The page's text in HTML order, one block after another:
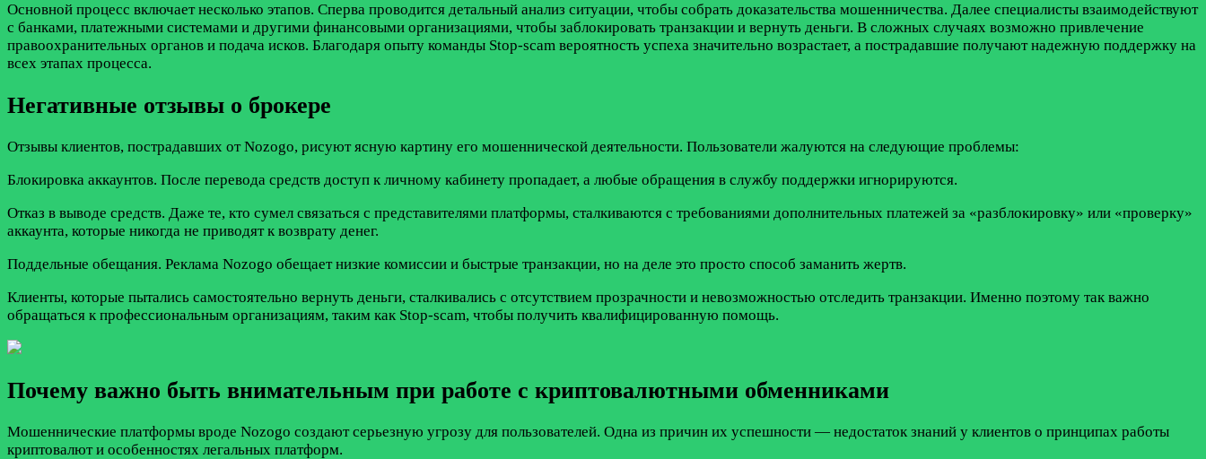
Основной процесс включает несколько этапов. Сперва проводится детальный анализ ситуации, чтобы собрать доказательства мошенничества. Далее специалисты взаимодействуют
с банками, платежными системами и другими финансовыми организациями, чтобы заблокировать транзакции и вернуть деньги. В сложных случаях возможно привлечение
правоохранительных органов и подача исков. Благодаря опыту команды Stop-scam вероятность успеха значительно возрастает, а пострадавшие получают надежную поддержку на
всех этапах процесса.
Негативные отзывы о брокере
Отзывы клиентов, пострадавших от Nozogo, рисуют ясную картину его мошеннической деятельности. Пользователи жалуются на следующие проблемы:
Блокировка аккаунтов. После перевода средств доступ к личному кабинету пропадает, а любые обращения в службу поддержки игнорируются.
Отказ в выводе средств. Даже те, кто сумел связаться с представителями платформы, сталкиваются с требованиями дополнительных платежей за «разблокировку» или «проверку»
аккаунта, которые никогда не приводят к возврату денег.
Поддельные обещания. Реклама Nozogo обещает низкие комиссии и быстрые транзакции, но на деле это просто способ заманить жертв.
Клиенты, которые пытались самостоятельно вернуть деньги, сталкивались с отсутствием прозрачности и невозможностью отследить транзакции. Именно поэтому так важно
обращаться к профессиональным организациям, таким как Stop-scam, чтобы получить квалифицированную помощь.
Почему важно быть внимательным при работе с криптовалютными обменниками
Мошеннические платформы вроде Nozogo создают серьезную угрозу для пользователей. Одна из причин их успешности — недостаток знаний у клиентов о принципах работы
криптовалют и особенностях легальных платформ.